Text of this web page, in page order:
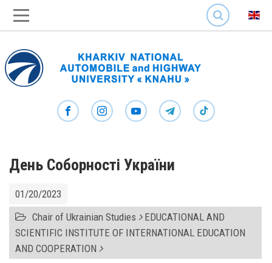
SEARCH
День Соборності України
01/20/2023
Chair of Ukrainian Studies EDUCATIONAL AND
SCIENTIFIC INSTITUTE OF INTERNATIONAL EDUCATION
AND COOPERATION